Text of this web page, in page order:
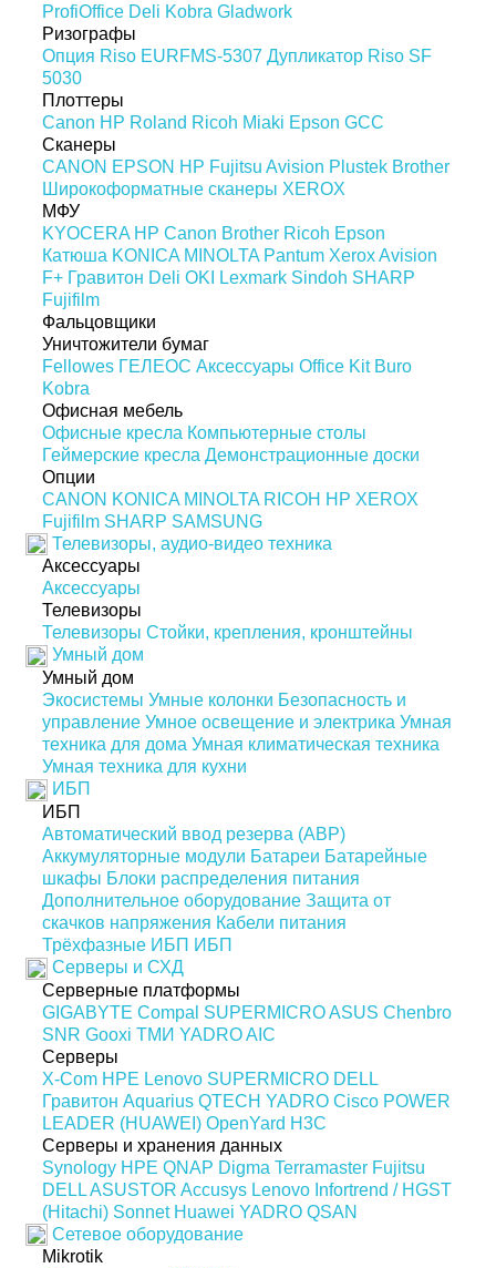
ProfiOffice Deli Kobra Gladwork
Ризографы
Опция Riso EURFMS-5307 Дупликатор Riso SF
5030
Плоттеры
Canon HP Roland Ricoh Miaki Epson GCC
Сканеры
CANON EPSON HP Fujitsu Avision Plustek Brother
Широкоформатные сканеры XEROX
МФУ
KYOCERA HP Canon Brother Ricoh Epson
Катюша KONICA MINOLTA Pantum XeroxAvision
F+ Гравитон Deli OKI Lexmark Sindoh SHARP
Fujifilm
Фальцовщики
Уничтожители бумаг
Fellowes ГЕЛЕОС Аксессуары Office Kit Buro
Kobra
Офисная мебель
Офисные кресла Компьютерные столы
Геймерские кресла Демонстрационные доски
Опции
CANON KONICA MINOLTA RICOH HP XEROX
Fujifilm SHARP SAMSUNG
Телевизоры, аудио-видео техника
Аксессуары
Аксессуары
Телевизоры
Телевизоры Стойки, крепления, кронштейны
Умный дом
Умный дом
Экосистемы Умные колонки Безопасность и
управление Умное освещение и электрика Умная
техника для дома Умная климатическая техника
Умная техника для кухни
ИБП
ИБП
Автоматический ввод резерва (АВР)
Аккумуляторные модули Батареи Батарейные
шкафы Блоки распределения питания
Дополнительное оборудование Защита от
скачков напряжения Кабели питания
Трёхфазные ИБП ИБП
Серверы и СХД
Серверные платформы
GIGABYTE Compal SUPERMICROASUS Chenbro
SNR Gooxi ТМИ YADROAIC
Серверы
X-Com HPE Lenovo SUPERMICRO DELL
Гравитон Aquarius QTECH YADRO Cisco POWER
LEADER (HUAWEI) OpenYard H3C
Серверы и хранения данных
Synology HPE QNAP Digma Terramaster Fujitsu
DELLASUSTOR Accusys Lenovo Infortrend / HGST
(Hitachi) Sonnet Huawei YADRO QSAN
Сетевое оборудование
Mikrotik